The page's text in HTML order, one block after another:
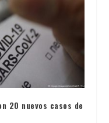
20 nuevos casos de